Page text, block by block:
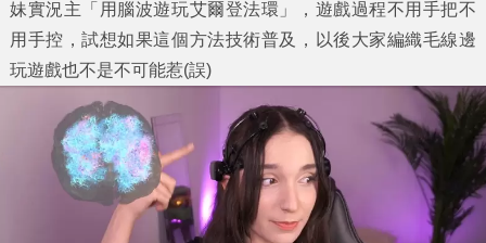
妹實況主「 用腦波遊玩艾爾登法環 」，遊戲過程不用手把不
用手控，試想如果這個方法技術普及，以後大家編織毛線邊
玩遊戲也不是不可能惹(誤)